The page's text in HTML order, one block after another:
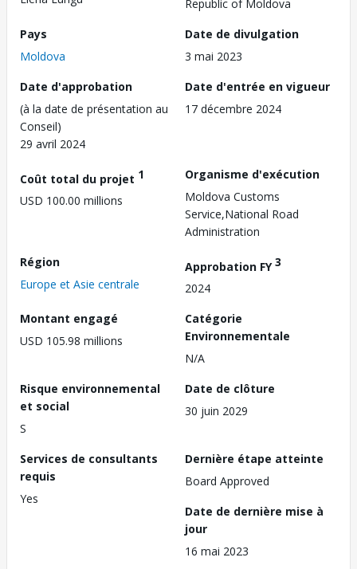
Republic of Moldova
Pays
Moldova
Date de divulgation
3 mai 2023
Date d'approbation
(à la date de présentation au
Conseil)
29 avril 2024
Date d'entrée en vigueur
17 décembre 2024
Coût total du projet 1
USD 100.00 millions
Organisme d'exécution
Moldova Customs
Service,National Road
Administration
Région
Europe et Asie centrale
Approbation FY3
2024
Montant engagé
USD 105.98 millions
Catégorie
Environnementale
N/A
Risque environnemental
et social
S
Date de clôture
30 juin 2029
Services de consultants
requis
Yes
Dernière étape atteinte
Board Approved
Date de dernière mise à
jour
16 mai 2023